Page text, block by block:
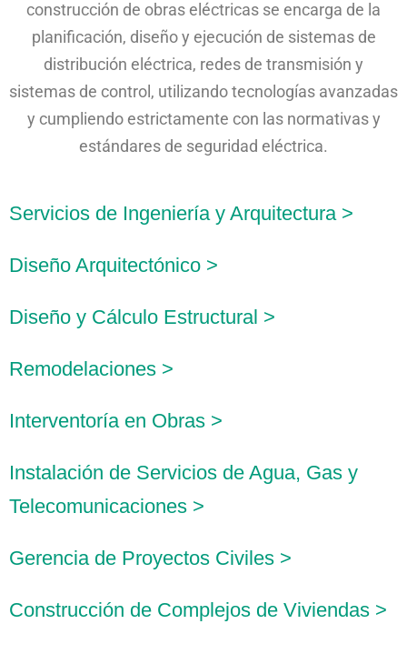
construcción de obras eléctricas se encarga de la
planificación, diseño y ejecución de sistemas de
distribución eléctrica, redes de transmisión y
sistemas de control, utilizando tecnologías avanzadas
y cumpliendo estrictamente con las normativas y
estándares de seguridad eléctrica.
Servicios de Ingeniería y Arquitectura >
Diseño Arquitectónico >
Diseño y Cálculo Estructural >
Remodelaciones >
Interventoría en Obras >
Instalación de Servicios de Agua, Gas y
Telecomunicaciones >
Gerencia de Proyectos Civiles >
Construcción de Complejos de Viviendas >